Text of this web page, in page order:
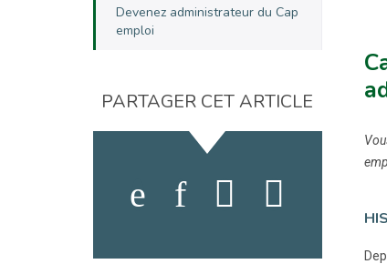
Devenez administrateur du Cap
emploi
PARTAGER CET ARTICLE